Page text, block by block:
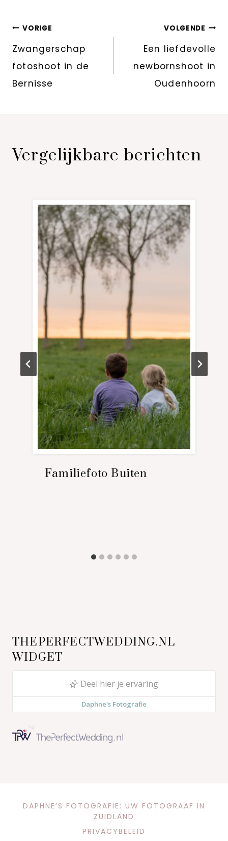
Bericht
navigatie
VORIGE
Zwangerschap
fotoshoot in de
Bernisse
VOLGENDE
Een liefdevolle
newbornshoot in
Oudenhoorn
Vergelijkbare berichten
Familiefoto Buiten
THEPERFECTWEDDING.NL
WIDGET
DAPHNE’S FOTOGRAFIE: UW FOTOGRAAF IN
ZUIDLAND
PRIVACYBELEID